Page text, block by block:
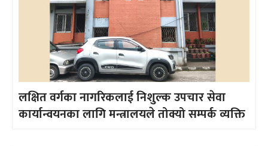
लक्षित वर्गका नागरिकलाई निशुल्क उपचार सेवा
कार्यान्वयनका लागि मन्त्रालयले तोक्यो सम्पर्क व्यक्ति